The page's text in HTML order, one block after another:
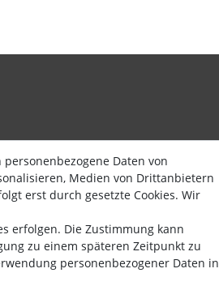
Theme by
Daten von
Medien von Drittanbietern
erst durch gesetzte Cookies. Wir
erfolgen. Die Zustimmung kann
zu einem späteren Zeitpunkt zu
personenbezogener Daten in